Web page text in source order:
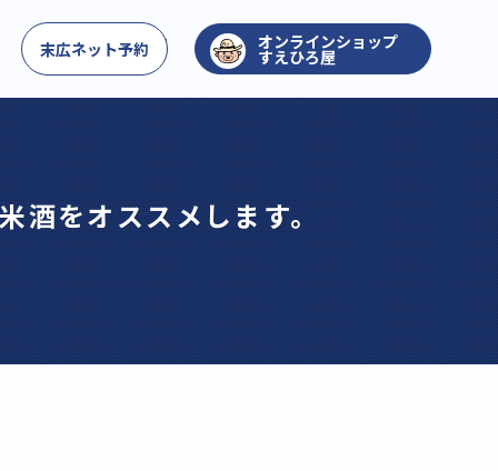
問い合わせ
末広ネット予約 すえひろ屋
酒をオススメします。